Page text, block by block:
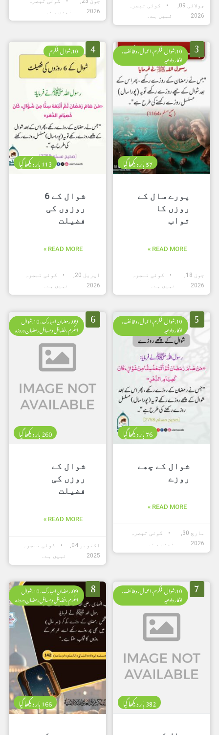
جولائی 09,
2026
کوئی تبصرہ
نہیں ہے۔
2026
نہیں ہے۔
3 10. شوال المکرم، اعمال، وظائف،
اذکار وادعیہ
57 بار دیکھا گیا
پورے سال کے
روزں کا
ثواب
READ MORE »
جون 18,
2026
کوئی تبصرہ
نہیں ہے۔
4 10. شوال المکرم
113 بار دیکھا گیا
شوال کے 6
روزوں کی
فضیلت
READ MORE »
اپریل 20,
2026
کوئی تبصرہ
نہیں ہے۔
5 10. شوال المکرم، اعمال، وظائف،
اذکار وادعیہ
76 بار دیکھا گیا
شوال کے چھے
روزے
READ MORE »
مارچ 30,
2026
کوئی تبصرہ
نہیں ہے۔
6 09. رمضان المبارک، 10. شوال
المکرم، فضائل ومسائل رمضان وروزہ
260 بار دیکھا گیا
شوال کے
روزں کی
فضیلت
READ MORE »
اکتوبر 04,
2025
کوئی تبصرہ
نہیں ہے۔
7 10. شوال المکرم، اعمال، وظائف،
اذکار وادعیہ
382 بار دیکھا گیا
8 09. رمضان المبارک، 10. شوال
المکرم، فضائل ومسائل رمضان وروزہ
166 بار دیکھا گیا